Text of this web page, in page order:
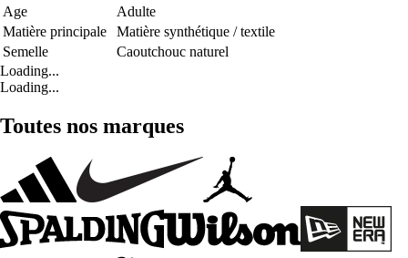
Age
Adulte
Matière principale
Matière synthétique / textile
Semelle
Caoutchouc naturel
Loading...
Loading...
Toutes nos marques